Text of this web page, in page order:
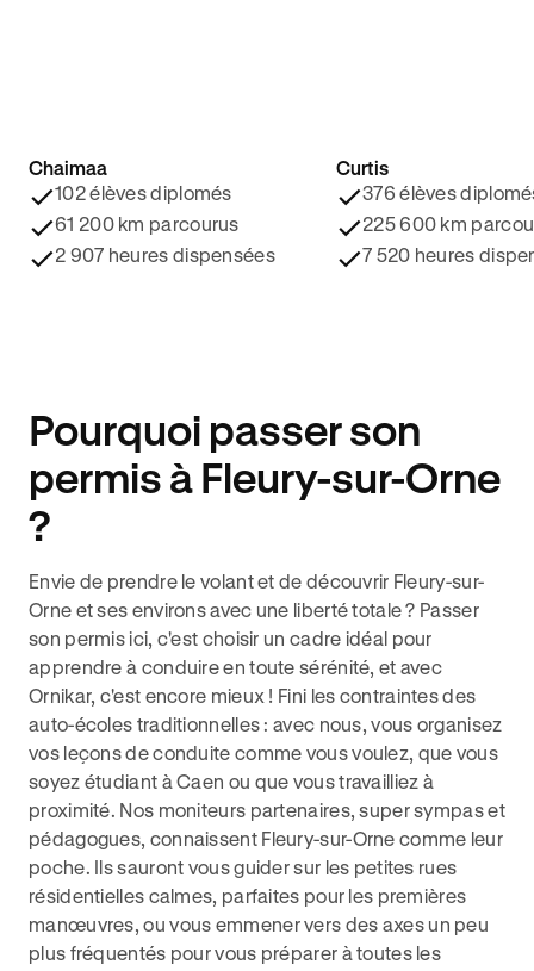
4.8/5 ⭐️
Chaimaa
102 élèves diplomés
61 200 km parcourus
2 907 heures dispensées
4.9/5 ⭐️
Curtis
376 élèves
225 600 km
7 520 heures
Pourquoi passer son
permis à Fleury-sur-Orne
?
Envie de prendre le volant et de découvrir Fleury-sur-
Orne et ses environs avec une liberté totale ? Passer
son permis ici, c'est choisir un cadre idéal pour
apprendre à conduire en toute sérénité, et avec
Ornikar, c'est encore mieux ! Fini les contraintes des
auto-écoles traditionnelles : avec nous, vous organisez
vos leçons de conduite comme vous voulez, que vous
soyez étudiant à Caen ou que vous travailliez à
proximité. Nos moniteurs partenaires, super sympas et
pédagogues, connaissent Fleury-sur-Orne comme leur
poche. Ils sauront vous guider sur les petites rues
résidentielles calmes, parfaites pour les premières
manœuvres, ou vous emmener vers des axes un peu
plus fréquentés pour vous préparer à toutes les